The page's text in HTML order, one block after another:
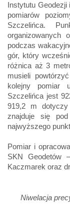
Instytutu
pomiarów
Szczelińca.
organizowanych
podczas
gór, który
różnica aż 3
musieli
kolejny pomiar
Szczelińca jest
919,2 m dotyczy
znajduje się
najwyższego
Pomiar i
SKN Geodetów
Kaczmarek oraz
Niwelacja